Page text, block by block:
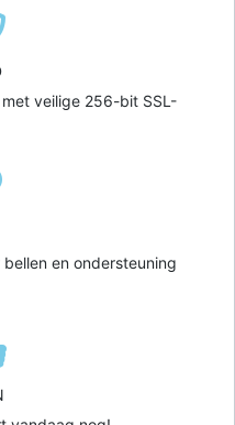
veilige 256-bit SSL-
en ondersteuning